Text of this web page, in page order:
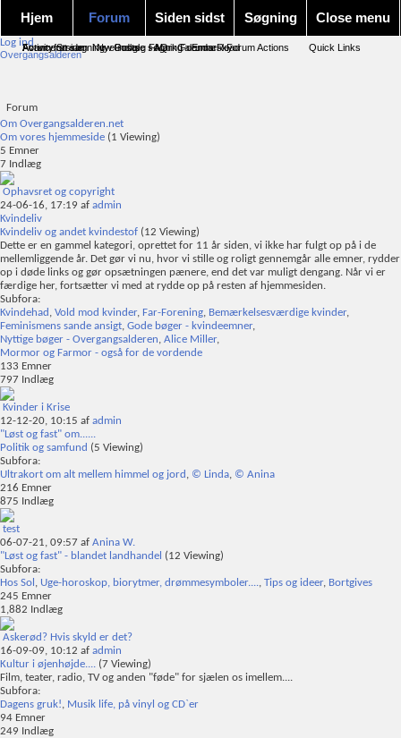
Hjem Forum
Forum forside New Posts FAQ Calendar Forum Actions Quick Links
Siden sidst
Activity Stream Nye indlæg Mark Forums Read
Søgning
Avanceret søgning Google søgning Emnesky
Close menu
Log ind
Overgangsalderen
Forum
Om Overgangsalderen.net
Om vores hjemmeside (1 Viewing)
5 Emner
7 Indlæg
Ophavsret og copyright
24-06-16, 17:19 af admin
Kvindeliv
Kvindeliv og andet kvindestof (12 Viewing)
Dette er en gammel kategori, oprettet for 11 år siden, vi ikke har fulgt op på i de
mellemliggende år. Det gør vi nu, hvor vi stille og roligt gennemgår alle emner, rydder
op i døde links og gør opsætningen pænere, end det var muligt dengang. Når vi er
færdige her, fortsætter vi med at rydde op på resten af hjemmesiden.
Subfora:
Kvindehad , Vold mod kvinder, Far-Forening, Bemærkelsesværdige kvinder,
Feminismens sande ansigt, Gode bøger - kvindeemner,
Nyttige bøger - Overgangsalderen, Alice Miller,
Mormor og Farmor - også for de vordende
133 Emner
797 Indlæg
Kvinder i Krise
12-12-20, 10:15 af admin
"Løst og fast" om......
Politik og samfund (5 Viewing)
Subfora:
Ultrakort om alt mellem himmel og jord , © Linda, © Anina
216 Emner
875 Indlæg
test
06-07-21, 09:57 af Anina W.
"Løst og fast" - blandet landhandel (12 Viewing)
Subfora:
Hos Sol , Uge-horoskop, biorytmer, drømmesymboler...., Tips og ideer, Bortgives
245 Emner
1,882 Indlæg
Askerød? Hvis skyld er det?
16-09-09, 10:12 af admin
Kultur i øjenhøjde.... (7 Viewing)
Film, teater, radio, TV og anden "føde" for sjælen os imellem....
Subfora:
Dagens gruk!, Musik life, på vinyl og CD`er
94 Emner
249 Indlæg